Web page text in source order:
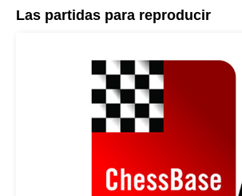
Las partidas para reproducir